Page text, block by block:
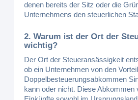
denen bereits der Sitz oder die
Unternehmens den steuerlichen
2. Warum ist der Ort der
wichtig?
Der Ort der Steueransässigkeit
ob ein Unternehmen von den
Doppelbesteuerungsabkommen
kann oder nicht. Diese Abkommen